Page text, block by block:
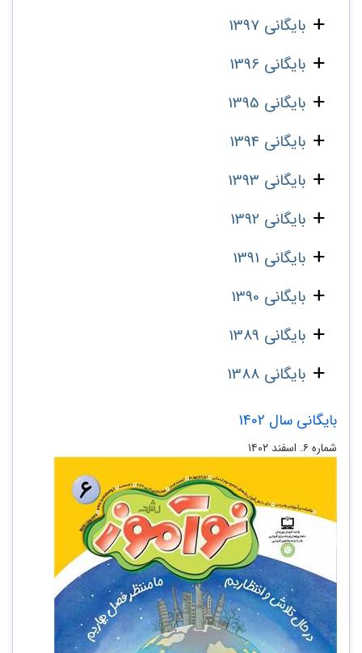
بایگانی 1397
بایگانی 1396
بایگانی 1395
بایگانی 1394
بایگانی 1393
بایگانی 1392
بایگانی 1391
بایگانی 1390
بایگانی 1389
بایگانی 1388
بایگانی سال 1402
شماره ۶. اسفند ۱۴۰۲